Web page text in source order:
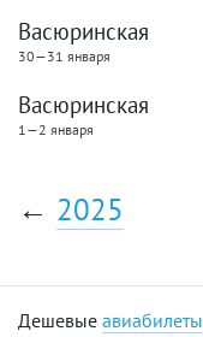
Васюринская
30—31 января
Васюринская
1—2 января
← 2025
Дешевые авиабилеты